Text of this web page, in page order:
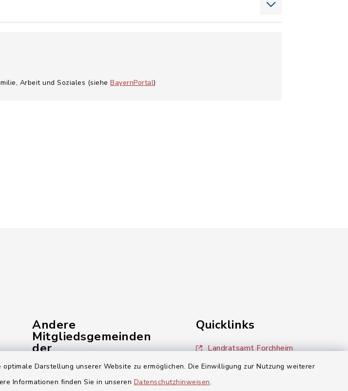
Darstellung unserer Website zu ermöglichen. Die Einwilligung zur Nutzung weiterer
Informationen finden Sie in unseren Datenschutzhinweisen.
Arbeit und Soziales (siehe BayernPortal)
Andere
Mitgliedsgemeinden
der
Verwaltungsgemeinschaft
Gemeinde Kunreuth
Quicklinks
Landratsamt Forchheim
BayernPortal